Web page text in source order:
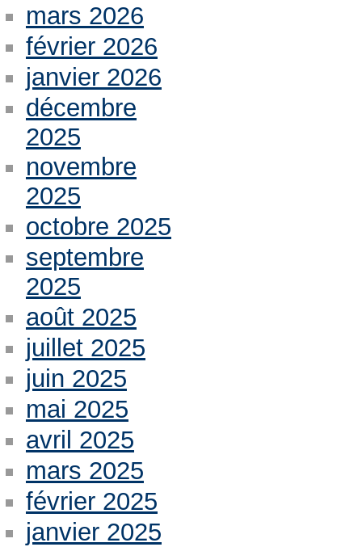
mars 2026
février 2026
janvier 2026
décembre
2025
novembre
2025
octobre 2025
septembre
2025
août 2025
juillet 2025
juin 2025
mai 2025
avril 2025
mars 2025
février 2025
janvier 2025